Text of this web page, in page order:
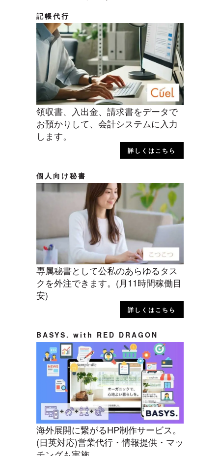
記帳代行
領収書、入出金、請求書をデータで
お預かりして、会計システムに入力
します。
詳しくはこちら
個人向け秘書
専属秘書として公私のあらゆるタス
クを外注できます。(月11時間稼働目
安)
詳しくはこちら
BASYS. with RED DRAGON
海外展開に繋がるHP制作サービス。
(日英対応)営業代行・情報提供・マッ